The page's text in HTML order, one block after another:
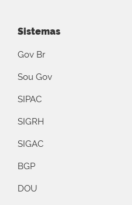
Sistemas
Gov Br
Sou Gov
SIPAC
SIGRH
SIGAC
BGP
DOU